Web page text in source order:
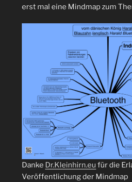
erst mal eine Mindmap zum
Danke Dr.Kleinhirn.eu für die
Veröffentlichung der Mindmap